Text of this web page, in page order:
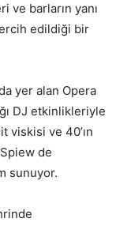
ve barların yanı
edildiği bir
yer alan Opera
DJ etkinlikleriyle
viskisi ve 40’ın
de
sunuyor.